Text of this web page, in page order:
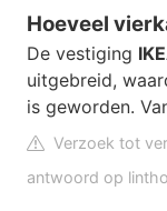
Hoeveel
De vestiging
uitgebreid,
is geworden.
Verzoek tot
antwoord op